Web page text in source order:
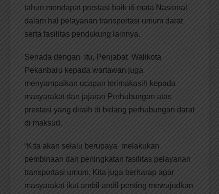
tahun mendapat prestasi baik di mata Nasional
dalam hal pelayanan transportasi umum darat
serta fasilitas pendukung lainnya.
Senada dengan itu, Penjabat Walikota
Pekanbaru kepada wartawan juga
menyampaikan ucapan terimakasih kepada
masyarakat dan jajaran Perhubungan atas
prestasi yang diraih di bidang perhubungan darat
di maksud.
“Kita akan selalu berupaya melakukan
pembinaan dan peningkatan fasilitas pelayanan
transportasi umum. Kita juga berharap agar
masyarakat ikut ambil andil penting mewujudkan